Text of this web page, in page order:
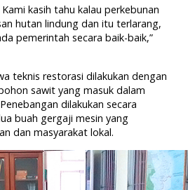
kasih tahu kalau perkebunan
hutan lindung dan itu terlarang,
pemerintah secara baik-baik,”
teknis restorasi dilakukan dengan
sawit yang masuk dalam
dilakukan secara
buah gergaji mesin yang
dan masyarakat lokal.